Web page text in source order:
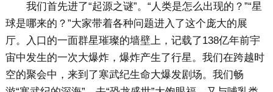
我们首先进了“起源之谜”。“人类是怎么出现的？”“星
球是哪来的？”大家带着各种问题进入了这个庞大的展
厅。入口的一面群星璀璨的墙壁上，记载了138亿年前宇
宙中发生的一次大爆炸，爆炸产生了行星。我们在跨越时
空的聚会中，来到了寒武纪生命大爆发剧场。我们畅